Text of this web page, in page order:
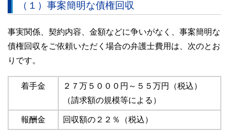
（１）事案簡明な債権回収
事実関係、契約内容、金額などに争いがなく、事案簡明な
債権回収をご依頼いただく場合の弁護士費用は、次のとお
りです。
着手金
２７万５０００円～５５万円（税込）
（請求額の規模等による）
報酬金 回収額の２２％（税込）